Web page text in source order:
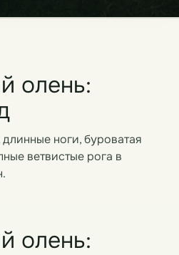
олень:
ноги, буроватая
ветвистые рога в
олень: